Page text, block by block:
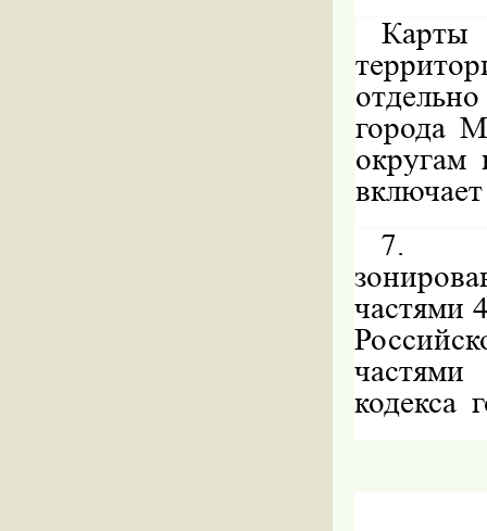
Карты
города
округам
7.
частями
частями
кодекса